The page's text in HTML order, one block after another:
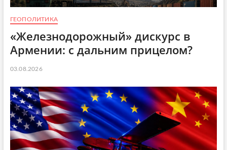
ГЕОПОЛИТИКА
«Железнодорожный» дискурс в
Армении: с дальним прицелом?
03.08.2026